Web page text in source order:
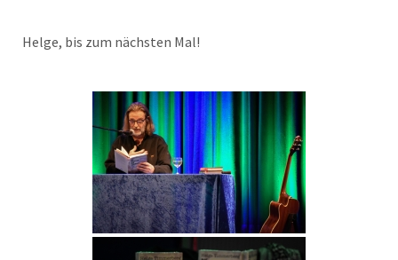
Helge, bis zum nächsten Mal!